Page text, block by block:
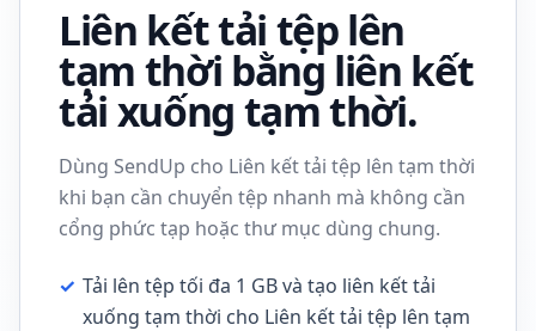
Liên kết tải tệp lên
tạm thời bằng liên kết
tải xuống tạm thời.
Dùng SendUp cho Liên kết tải tệp lên tạm thời
khi bạn cần chuyển tệp nhanh mà không cần
cổng phức tạp hoặc thư mục dùng chung.
✓ Tải lên tệp tối đa 1 GB và tạo liên kết tải
xuống tạm thời cho Liên kết tải tệp lên tạm